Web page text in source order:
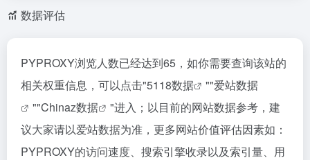
数据评估
PYPROXY浏览人数已经达到65，如你需要查询该站的
相关权重信息，可以点击"5118数据 ""爱站数据
""Chinaz数据
"进入；以目前的网站数据参考，建
议大家请以爱站数据为准，更多网站价值评估因素如：
PYPROXY的访问速度、搜索引擎收录以及索引量、用